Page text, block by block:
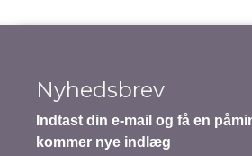
Nyhedsbrev
Indtast din e-mail og få en
kommer nye indlæg